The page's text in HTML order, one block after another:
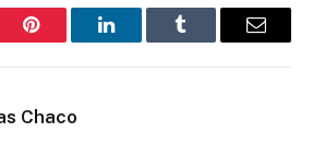
Pinterest LinkedInTumblr Email
Chaco